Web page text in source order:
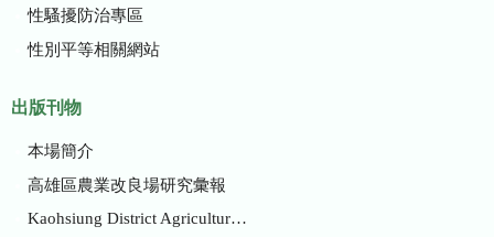
性騷擾防治專區
性別平等相關網站
出版刊物
本場簡介
高雄區農業改良場研究彙報
Kaohsiung District Agricultural Research and Extension Station